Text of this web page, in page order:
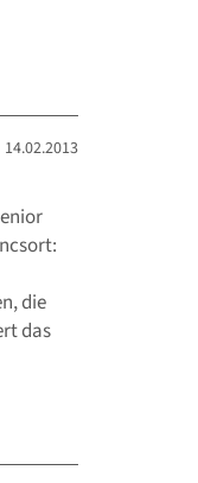
14.02.2013
die
das